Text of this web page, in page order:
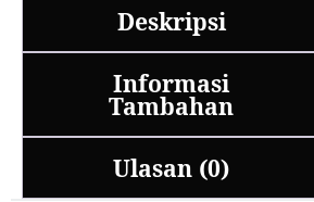
Deskripsi
Informasi
Tambahan
Ulasan (0)